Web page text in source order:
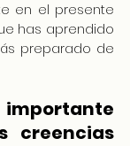
en el presente
has aprendido
preparado de
creencias